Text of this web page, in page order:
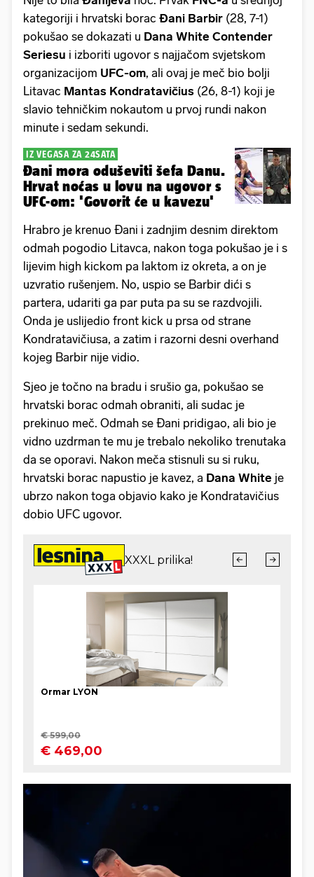
kategoriji i hrvatski borac Đani Barbir (28, 7-1)
pokušao se dokazati u Dana White Contender
Seriesu i izboriti ugovor s najjačom svjetskom
organizacijom UFC-om, ali ovaj je meč bio bolji
Litavac Mantas Kondratavičius (26, 8-1) koji je
slavio tehničkim nokautom u prvoj rundi nakon
minute i sedam sekundi.
IZ VEGASA ZA 24SATA
Đani mora oduševiti šefa Danu.
Hrvat noćas u lovu na ugovor s
UFC-om: 'Govorit će u kavezu'
Hrabro je krenuo Đani i zadnjim desnim direktom
odmah pogodio Litavca, nakon toga pokušao je i s
lijevim high kickom pa laktom iz okreta, a on je
uzvratio rušenjem. No, uspio se Barbir dići s
partera, udariti ga par puta pa su se razdvojili.
Onda je uslijedio front kick u prsa od strane
Kondratavičiusa, a zatim i razorni desni overhand
kojeg Barbir nije vidio.
Sjeo je točno na bradu i srušio ga, pokušao se
hrvatski borac odmah obraniti, ali sudac je
prekinuo meč. Odmah se Đani pridigao, ali bio je
vidno uzdrman te mu je trebalo nekoliko trenutaka
da se oporavi. Nakon meča stisnuli su si ruku,
hrvatski borac napustio je kavez, a Dana White je
ubrzo nakon toga objavio kako je Kondratavičius
dobio UFC ugovor.